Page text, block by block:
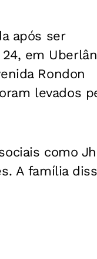
após ser
24, em
Rondon
levados
como
A família